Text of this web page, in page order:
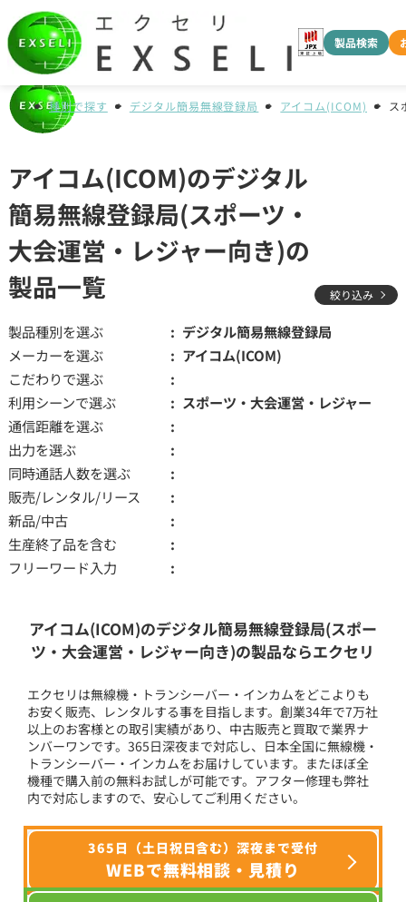
製品検索
種別で探す デジタル簡易無線登録局 アイコム(ICOM) ス
アイコム(ICOM)のデジタル
簡易無線登録局(スポーツ・
大会運営・レジャー向き)の
製品一覧
絞り込み
製品種別を選ぶ
デジタル簡易無線登録局
メーカーを選ぶ
アイコム(ICOM)
こだわりで選ぶ
利用シーンで選ぶ
スポーツ・大会運営・レジャー
通信距離を選ぶ
出力を選ぶ
同時通話人数を選ぶ
販売/レンタル/リース
新品/中古
生産終了品を含む
フリーワード入力
アイコム(ICOM)のデジタル簡易無線登録局(スポー
ツ・大会運営・レジャー向き)の製品ならエクセリ
エクセリは無線機・トランシーバー・インカムをどこよりも
お安く販売、レンタルする事を目指します。創業34年で7万社
以上のお客様との取引実績があり、中古販売と買取で業界ナ
ンバーワンです。365日深夜まで対応し、日本全国に無線機・
トランシーバー・インカムをお届けしています。またほぼ全
機種で購入前の無料お試しが可能です。アフター修理も弊社
内で対応しますので、安心してご利用ください。
365日（土日祝日含む）深夜まで受付
WEBで無料相談・見積り